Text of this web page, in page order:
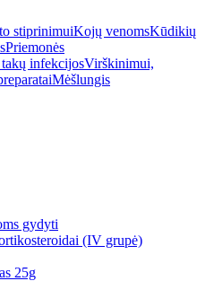
stiprinimuiKojų venomsKūdikių
Priemonės
infekcijosVirškinimui,
Mėšlungis
gydyti
(IV grupė)
25g